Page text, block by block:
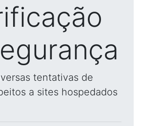
tentativas de
a sites hospedados